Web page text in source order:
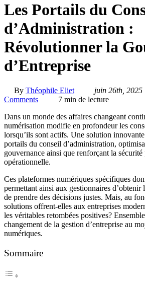
Les Portails du
d’Administration :
Révolutionner la
d’Entreprise
By Théophile Eliet juin 26th, 2025
Comments
7 min de lecture
Dans un monde des affaires changeant
numérisation modifie en profondeur les
lorsqu’ils sont actifs. Une solution
portails du conseil d’administration,
gouvernance ainsi que renforçant la
opérationnelle.
Ces plateformes numériques spécifiques
permettant ainsi aux gestionnaires
de prendre des décisions justes. Mais, au
solutions offrent-elles aux entreprises
les véritables retombées positives?
changement de la gestion d’entreprise au
numériques.
Sommaire